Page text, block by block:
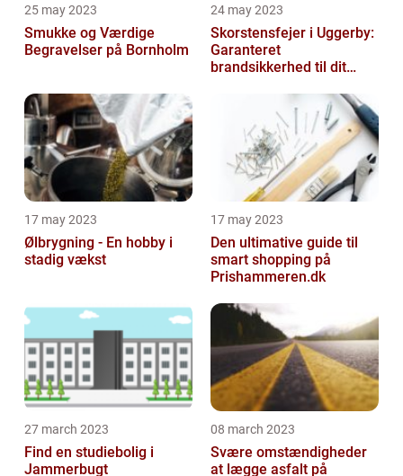
25 may 2023
Smukke og Værdige
Begravelser på Bornholm
24 may 2023
Skorstensfejer i Uggerby:
Garanteret
brandsikkerhed til dit
17 may 2023
Ølbrygning - En hobby i
stadig vækst
17 may 2023
Den ultimative guide til
smart shopping på
Prishammeren.dk
27 march 2023
Find en studiebolig i
Jammerbugt
08 march 2023
Svære omstændigheder
at lægge asfalt på